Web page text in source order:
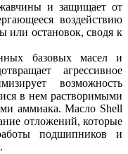
и защищает от
воздействию
или остановок, сводя к
базовых масел и
агрессивное
возможность
в нем растворимыми
аммиака. Масло Shell
отложений, которые
подшипников и